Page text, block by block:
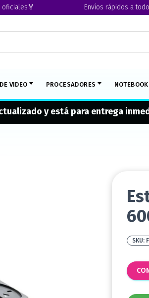
Envíos rápidos a todo el
VIDEO PROCESADORES
y está para entrega